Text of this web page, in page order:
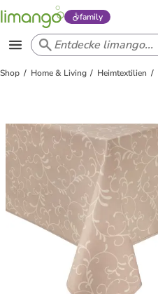
family
Shop Home & Living Heimtextilien